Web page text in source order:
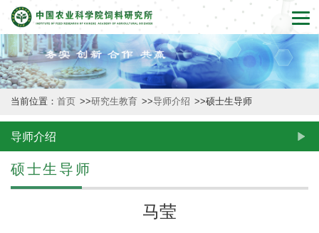
首
页
本
所
概
况
新
当前位置： 首页 >>研究生教育 >>导师介绍 >>硕士生导师
导师介绍
硕士生导师
马莹